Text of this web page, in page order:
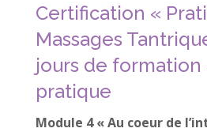
Certification «
Massages
jours de formation
pratique
Module 4 « Au coeur de